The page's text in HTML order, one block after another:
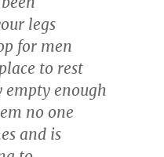
legs
for men
to rest
empty enough
no one
and is